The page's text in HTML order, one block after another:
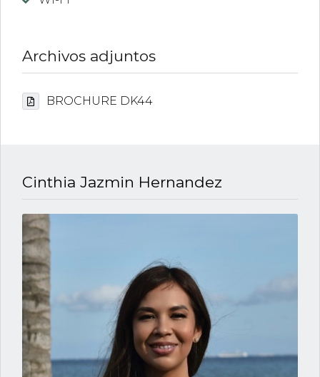
Archivos adjuntos
BROCHURE DK44
Cinthia Jazmin Hernandez